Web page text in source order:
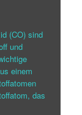
(CO) sind
und
einem
das